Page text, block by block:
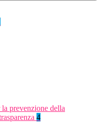
prevenzione della
4